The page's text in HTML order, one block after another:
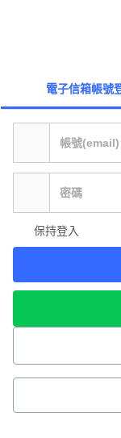
電子信箱帳號
保持登入